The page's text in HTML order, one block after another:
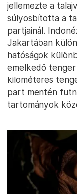
jellemezte a
súlyosbította a
partjainál.
Jakartában
hatóságok
emelkedő
kilométeres
part mentén
tartományok